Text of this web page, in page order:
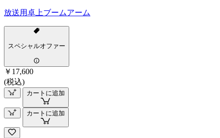
放送用卓上ブームアーム
スペシャルオファー
￥17,600
(税込)
カートに追加
カートに追加